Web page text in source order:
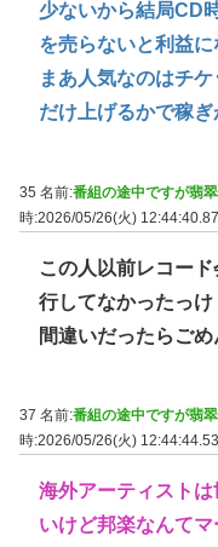
少ないから結局CD
を売らないと利益
まあ人気なのはチ
だけ上げるかで稼ぎ
35 名前:番組の途中ですが翡
時:2026/05/26(火) 12:44:40.87
この人以前レコー
行してなかったっけ
間違いだったらごめ
37 名前:番組の途中ですが翡
時:2026/05/26(火) 12:44:44.53
海外アーティスト
いけど邦楽なんて